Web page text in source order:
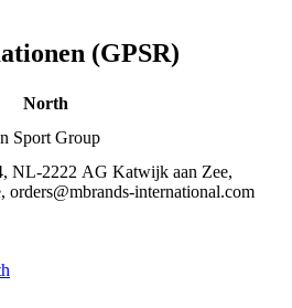
(GPSR)
North
Sport Group
NL-2222 AG Katwijk aan Zee,
orders@mbrands-international.com